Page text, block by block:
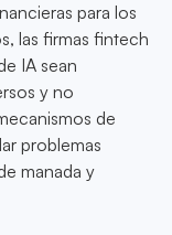
para los
las firmas fintech
IA sean
y no
de
problemas
manada y